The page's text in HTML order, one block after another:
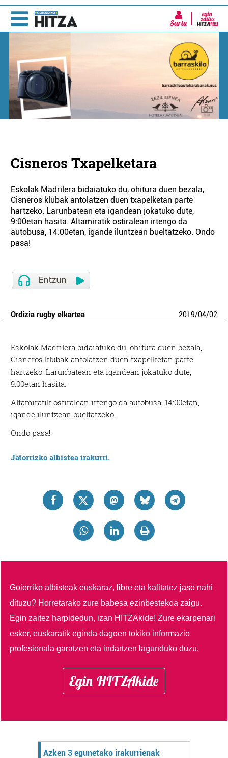
Sartu
Cisneros Txapelketara
Eskolak Madrilera bidaiatuko du, ohitura duen bezala,
Cisneros klubak antolatzen duen txapelketan parte
hartzeko. Larunbatean eta igandean jokatuko dute,
9:00etan hasita. Altamiratik ostiralean irtengo da
autobusa, 14:00etan, igande iluntzean bueltatzeko. Ondo
pasa!
Ordizia rugby elkartea 2019/04/02
Eskolak Madrilera bidaiatuko du, ohitura duen bezala,
Cisneros klubak antolatzen duen txapelketan parte
hartzeko. Larunbatean eta igandean jokatuko dute,
9:00etan hasita.
Altamiratik ostiralean irtengo da autobusa, 14:00etan,
igande iluntzean bueltatzeko.
Ondo pasa!
Jatorrizko albistea irakurri.
Goierriko albisteak euskaraz, libre eta kalitatez jaso nahi
dituzu? Horretarako zure babesa ezinbestekoa zaigu.
Egin zaitez harpidedun, izan HITZAkide!Zure ekarpenari
esker, euskaratik eginda dagoen tokiko informazio
profesionala garatzen eta indartzen lagunduko duzu.
Egin HITZAkide
Azken 3 egunetako irakurrienak